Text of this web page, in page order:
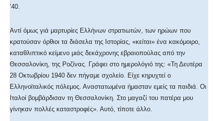
ʼ40.
Αντί όμως γιά μαρτυρίες Ελλήνων στρατιωτών, των ηρώων που
κρατούσαν όρθιοι τα διάσελα της Ιστορίας, «κείται» ένα κακόμοιρο,
καταθλιπτικό κείμενο μιάς δεκάχρονης εβραιοπούλας από την
Θεσσαλονίκη, της Ροζίνας. Γράφει στο ημερολόγιό της: «Τη Δευτέρα
28 Οκτωβρίου 1940 δεν πήγαμε σχολείο. Είχε κηρυχτεί ο
Ελληνοϊταλικός πόλεμος. Αναστατωμένα ήμασταν εμείς τα παιδιά. Οι
Ιταλοί βομβάρδισαν τη Θεσσαλονίκη. Στο μαγαζί του πατέρα μου
γίνηκαν πολλές καταστροφές». Αυτό, τίποτε άλλο.